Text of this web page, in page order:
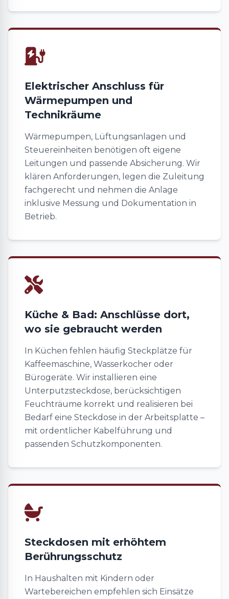
Elektrischer Anschluss für
Wärmepumpen und
Technikräume
Wärmepumpen, Lüftungsanlagen und
Steuereinheiten benötigen oft eigene
Leitungen und passende Absicherung. Wir
klären Anforderungen, legen die Zuleitung
fachgerecht und nehmen die Anlage
inklusive Messung und Dokumentation in
Betrieb.
Küche & Bad: Anschlüsse dort,
wo sie gebraucht werden
In Küchen fehlen häufig Steckplätze für
Kaffeemaschine, Wasserkocher oder
Bürogeräte. Wir installieren eine
Unterputzsteckdose, berücksichtigen
Feuchträume korrekt und realisieren bei
Bedarf eine Steckdose in der Arbeitsplatte –
mit ordentlicher Kabelführung und
passenden Schutzkomponenten.
Steckdosen mit erhöhtem
Berührungsschutz
In Haushalten mit Kindern oder
Wartebereichen empfehlen sich Einsätze